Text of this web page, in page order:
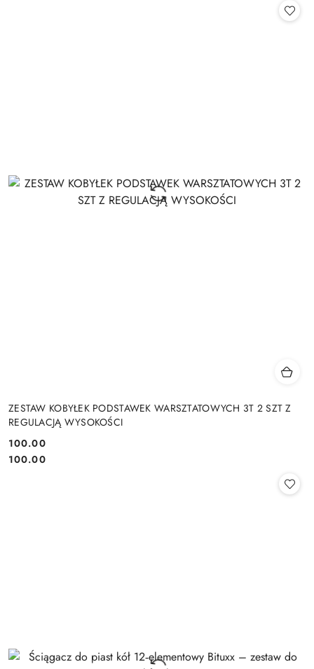
ZESTAW KOBYŁEK PODSTAWEK WARSZTATOWYCH 3T 2 SZT Z
REGULACJĄ WYSOKOŚCI
Cena:
100.00
Cena:
100.00